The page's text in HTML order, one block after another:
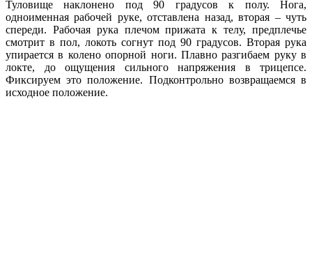
Туловище наклонено под 90 градусов к полу. Нога,
одноименная рабочей руке, отставлена назад, вторая – чуть
спереди. Рабочая рука плечом прижата к телу, предплечье
смотрит в пол, локоть согнут под 90 градусов. Вторая рука
упирается в колено опорной ноги. Плавно разгибаем руку в
локте, до ощущения сильного напряжения в трицепсе.
Фиксируем это положение. Подконтрольно возвращаемся в
исходное положение.